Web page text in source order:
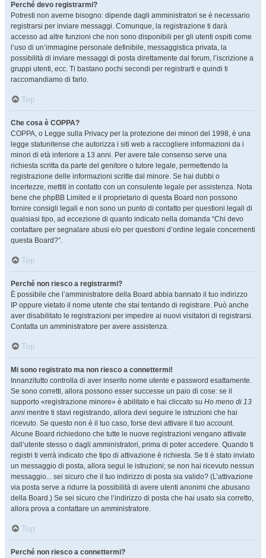
Perché devo registrarmi?
Potresti non averne bisogno: dipende dagli amministratori se è necessario
registrarsi per inviare messaggi. Comunque, la registrazione ti darà
accesso ad altre funzioni che non sono disponibili per gli utenti ospiti come
l’uso di un’immagine personale definibile, messaggistica privata, la
possibilità di inviare messaggi di posta direttamente dal forum, l’iscrizione a
gruppi utenti, ecc. Ti bastano pochi secondi per registrarti e quindi ti
raccomandiamo di farlo.
Top
Che cosa è COPPA?
COPPA, o Legge sulla Privacy per la protezione dei minori del 1998, è una
legge statunitense che autorizza i siti web a raccogliere informazioni da i
minori di età inferiore a 13 anni. Per avere tale consenso serve una
richiesta scritta da parte del genitore o tutore legale, permettendo la
registrazione delle informazioni scritte dal minore. Se hai dubbi o
incertezze, mettiti in contatto con un consulente legale per assistenza. Nota
bene che phpBB Limited e il proprietario di questa Board non possono
fornire consigli legali e non sono un punto di contatto per questioni legali di
qualsiasi tipo, ad eccezione di quanto indicato nella domanda “Chi devo
contattare per segnalare abusi e/o per questioni d’ordine legale concernenti
questa Board?”.
Top
Perché non riesco a registrarmi?
È possibile che l’amministratore della Board abbia bannato il tuo indirizzo
IP oppure vietato il nome utente che stai tentando di registrare. Può anche
aver disabilitato le registrazioni per impedire ai nuovi visitatori di registrarsi.
Contatta un amministratore per avere assistenza.
Top
Mi sono registrato ma non riesco a connettermi!
Innanzitutto controlla di aver inserito nome utente e password esattamente.
Se sono corretti, allora possono esser successe un paio di cose: se il
supporto «registrazione minore» è abilitato e hai cliccato su Ho meno di 13
anni mentre ti stavi registrando, allora devi seguire le istruzioni che hai
ricevuto. Se questo non è il tuo caso, forse devi attivare il tuo account.
Alcune Board richiedono che tutte le nuove registrazioni vengano attivate
dall’utente stesso o dagli amministratori, prima di poter accedere. Quando ti
registri ti verrà indicato che tipo di attivazione è richiesta. Se ti è stato inviato
un messaggio di posta, allora segui le istruzioni; se non hai ricevuto nessun
messaggio... sei sicuro che il tuo indirizzo di posta sia valido? (L’attivazione
via posta serve a ridurre la possibilità di avere utenti anonimi che abusano
della Board.) Se sei sicuro che l’indirizzo di posta che hai usato sia corretto,
allora prova a contattare un amministratore.
Top
Perché non riesco a connettermi?